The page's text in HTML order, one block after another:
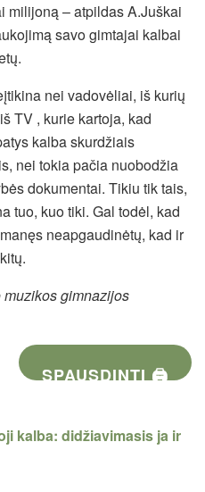
milijoną – atpildas A.Juškai
savo gimtajai kalbai
nei vadovėliai, iš kurių
TV , kurie kartoja, kad
kalba skurdžiais
nei tokia pačia nuobodžia
dokumentai. Tikiu tik tais,
tuo, kuo tiki. Gal todėl, kad
neapgaudinėtų, kad ir
gimnazijos
SPAUSDINTI 🖨
kalba: didžiavimasis ja ir